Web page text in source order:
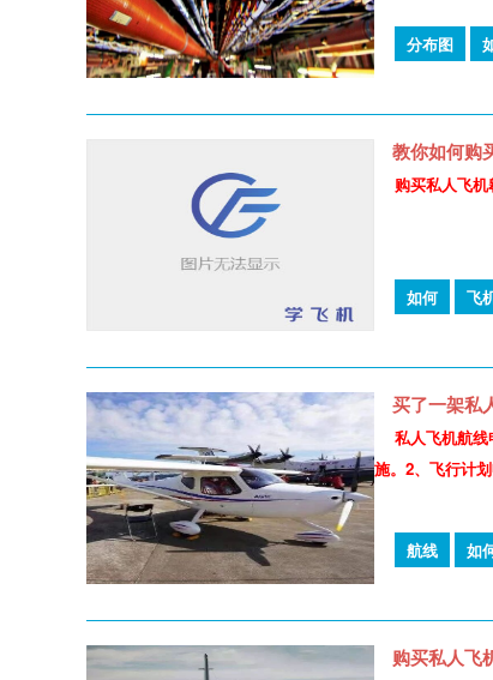
分布图
教你如何购
购买私人飞
如何 飞
买了一架私
私人飞机航
施。2、飞行计
航线 如
购买私人飞